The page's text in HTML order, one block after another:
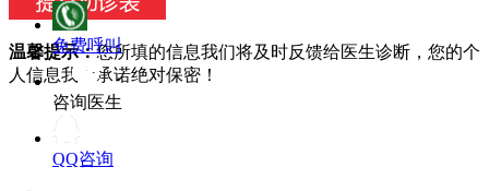
温馨提示：您所填的信息我们将及时反馈给医生诊断，您的个
人信息我们承诺绝对保密！
免费呼叫
咨询医生
QQ咨询